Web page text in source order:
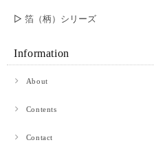
▷ 箔（柄）シリーズ
Information
About
Contents
Contact